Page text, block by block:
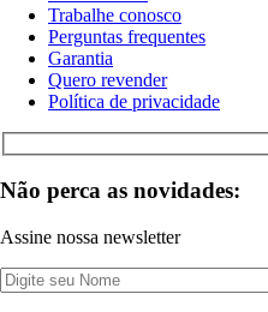
Trabalhe conosco
Perguntas frequentes
Garantia
Quero revender
Política de privacidade
Não perca as novidades:
Assine nossa newsletter